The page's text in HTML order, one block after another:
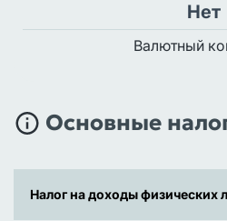
Нет
Валютный
Основные
Налог на доходы физических